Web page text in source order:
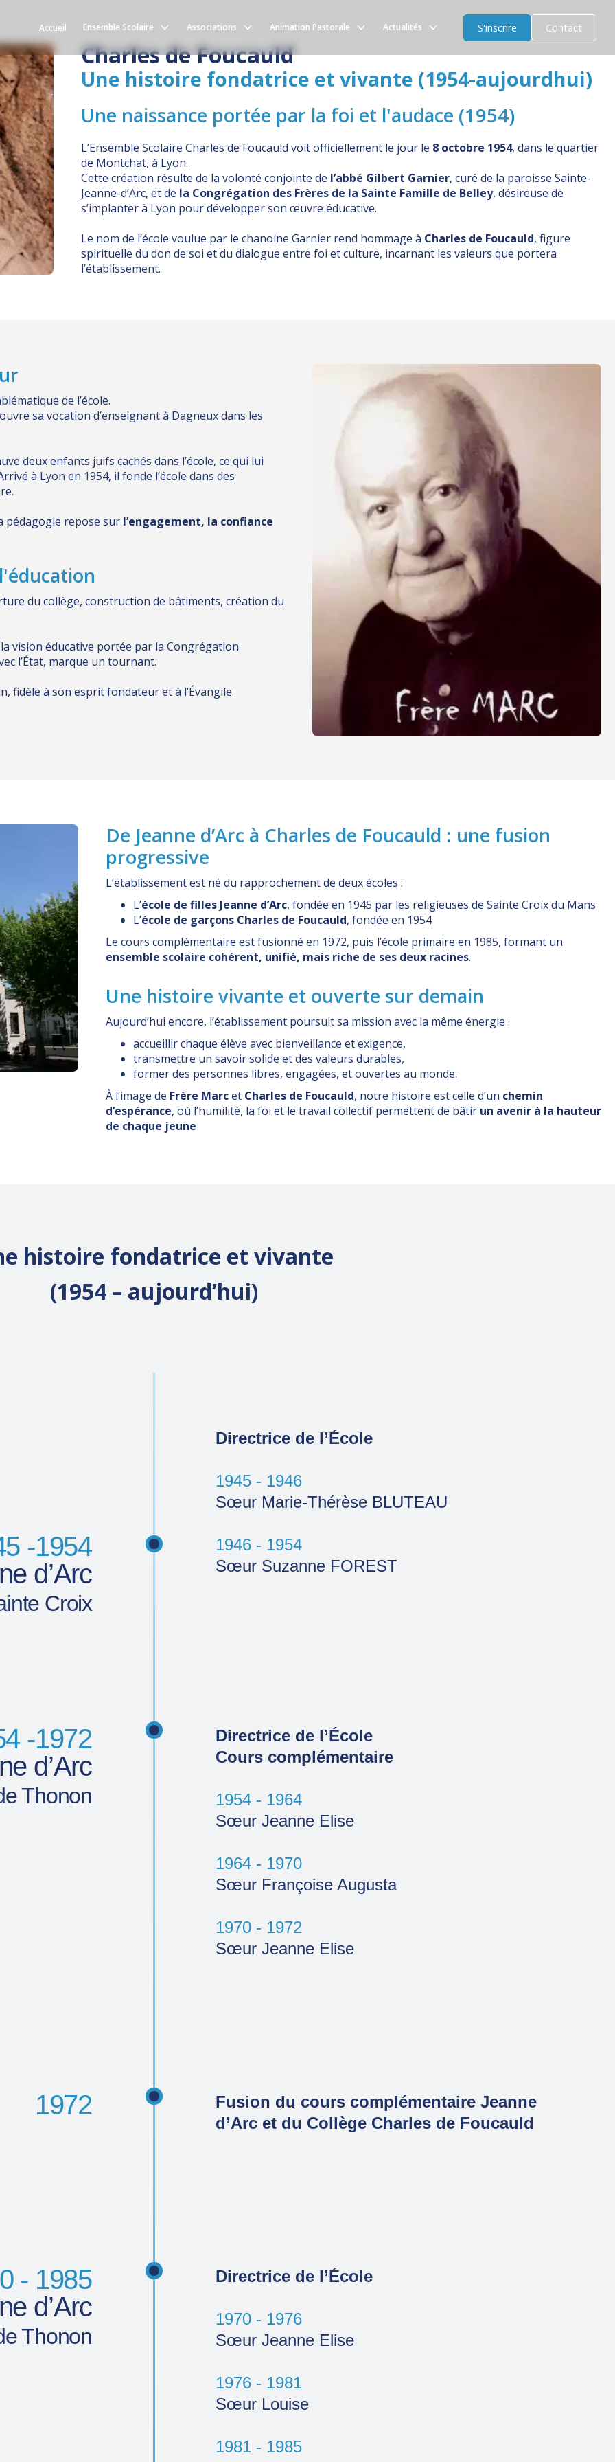
Accueil Ensemble Scolaire Associations Animation Pastorale Actualités S'inscrire Contact
Charles de Foucauld
Une histoire fondatrice et vivante (1954-aujourdhui)
Une naissance portée par la foi et l'audace (1954)
L’Ensemble Scolaire Charles de Foucauld voit officiellement le jour le 8 octobre 1954, dans le quartier
de Montchat, à Lyon.
Cette création résulte de la volonté conjointe de l’abbé Gilbert Garnier, curé de la paroisse Sainte-
Jeanne-d’Arc, et de la Congrégation des Frères de la Sainte Famille de Belley, désireuse de
s’implanter à Lyon pour développer son œuvre éducative.
Le nom de l’école voulue par le chanoine Garnier rend hommage à Charles de Foucauld, figure
spirituelle du don de soi et du dialogue entre foi et culture, incarnant les valeurs que portera
l’établissement.
de l’école.
sa vocation d’enseignant à Dagneux dans les
deux enfants juifs cachés dans l’école, ce qui lui
à Lyon en 1954, il fonde l’école dans des
pédagogie repose sur l’engagement, la confiance
du collège, construction de bâtiments, création du
vision éducative portée par la Congrégation.
l’État, marque un tournant.
fidèle à son esprit fondateur et à l’Évangile.
De Jeanne d’Arc à Charles de Foucauld : une fusion
progressive
L’établissement est né du rapprochement de deux écoles :
L’école de filles Jeanne d’Arc, fondée en 1945 par les religieuses de Sainte Croix du Mans
L’école de garçons Charles de Foucauld, fondée en 1954
Le cours complémentaire est fusionné en 1972, puis l’école primaire en 1985, formant un
ensemble scolaire cohérent, unifié, mais riche de ses deux racines.
Une histoire vivante et ouverte sur demain
Aujourd’hui encore, l’établissement poursuit sa mission avec la même énergie :
accueillir chaque élève avec bienveillance et exigence,
transmettre un savoir solide et des valeurs durables,
former des personnes libres, engagées, et ouvertes au monde.
À l’image de Frère Marcet Charles de Foucauld, notre histoire est celle d’un chemin
d’espérance, où l’humilité, la foi et le travail collectif permettent de bâtir un avenir à la hauteur
de chaque jeune
histoire fondatrice et vivante
(1954 – aujourd’hui)
-1954
d’Arc
Croix
Directrice de l’École
1945 - 1946
Sœur Marie-Thérèse BLUTEAU
1946 - 1954
Sœur Suzanne FOREST
-1972
d’Arc
Thonon
Directrice de l’École
Cours complémentaire
1954 - 1964
Sœur Jeanne Elise
1964 - 1970
Sœur Françoise Augusta
1970 - 1972
Sœur Jeanne Elise
1972
Fusion du cours complémentaire Jeanne
d’Arc et du Collège Charles de Foucauld
- 1985
d’Arc
Thonon
Directrice de l’École
1970 - 1976
Sœur Jeanne Elise
1976 - 1981
Sœur Louise
1981 - 1985